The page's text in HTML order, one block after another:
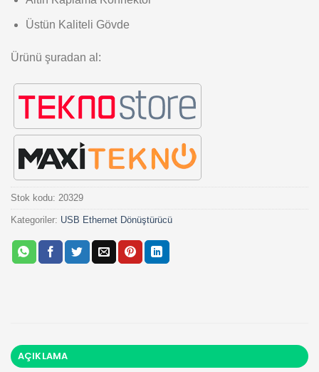
Üstün Kaliteli Gövde
Ürünü şuradan al:
Stok kodu: 20329
Kategoriler: USB Ethernet Dönüştürücü
AÇIKLAMA